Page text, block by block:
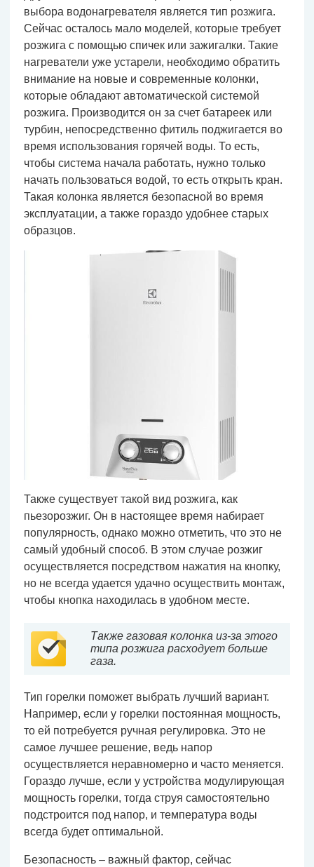
выбора водонагревателя является тип розжига.
Сейчас осталось мало моделей, которые требует
розжига с помощью спичек или зажигалки. Такие
нагреватели уже устарели, необходимо обратить
внимание на новые и современные колонки,
которые обладают автоматической системой
розжига. Производится он за счет батареек или
турбин, непосредственно фитиль поджигается во
время использования горячей воды. То есть,
чтобы система начала работать, нужно только
начать пользоваться водой, то есть открыть кран.
Такая колонка является безопасной во время
эксплуатации, а также гораздо удобнее старых
образцов.
Также существует такой вид розжига, как
пьезорозжиг. Он в настоящее время набирает
популярность, однако можно отметить, что это не
самый удобный способ. В этом случае розжиг
осуществляется посредством нажатия на кнопку,
но не всегда удается удачно осуществить монтаж,
чтобы кнопка находилась в удобном месте.
Также газовая колонка из-за этого
типа розжига расходует больше
газа.
Тип горелки поможет выбрать лучший вариант.
Например, если у горелки постоянная мощность,
то ей потребуется ручная регулировка. Это не
самое лучшее решение, ведь напор
осуществляется неравномерно и часто меняется.
Гораздо лучше, если у устройства модулирующая
мощность горелки, тогда струя самостоятельно
подстроится под напор, и температура воды
всегда будет оптимальной.
Безопасность – важный фактор, сейчас